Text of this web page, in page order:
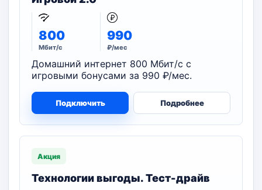
800
Мбит/с
990
₽/мес
Домашний интернет 800 Мбит/с с
игровыми бонусами за 990 ₽/мес.
Подключить Подробнее
Акция
Технологии выгоды. Тест-драйв